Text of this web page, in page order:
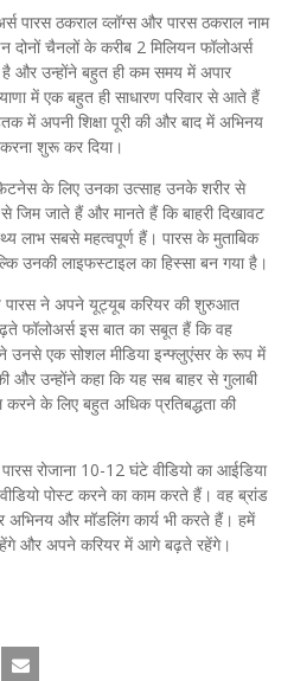
पारस ठकराल व्लॉग्स और पारस ठकराल नाम
चैनलों के करीब 2 मिलियन फॉलोअर्स
और उन्होंने बहुत ही कम समय में अपार
में एक बहुत ही साधारण परिवार से आते हैं
में अपनी शिक्षा पूरी की और बाद में अभिनय
शुरू कर दिया।
के लिए उनका उत्साह उनके शरीर से
जाते हैं और मानते हैं कि बाहरी दिखावट
लाभ सबसे महत्वपूर्ण हैं। पारस के मुताबिक
उनकी लाइफस्टाइल का हिस्सा बन गया है।
पारस ने अपने यूट्यूब करियर की शुरुआत
फॉलोअर्स इस बात का सबूत हैं कि वह
उनसे एक सोशल मीडिया इन्फ्लुएंसर के रूप में
उन्होंने कहा कि यह सब बाहर से गुलाबी
करने के लिए बहुत अधिक प्रतिबद्धता की
रोजाना 10-12 घंटे वीडियो का आईडिया
पोस्ट करने का काम करते हैं। वह ब्रांड
और मॉडलिंग कार्य भी करते हैं। हमें
और अपने करियर में आगे बढ़ते रहेंगे।